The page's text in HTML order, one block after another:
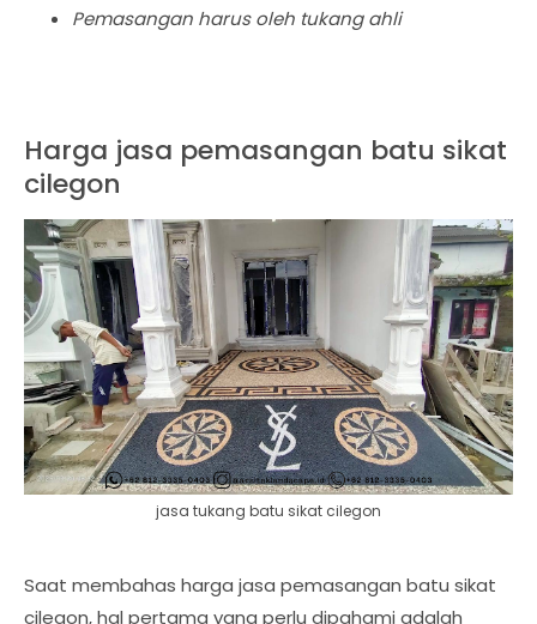
Pemasangan harus oleh tukang ahli
Harga jasa pemasangan batu sikat
cilegon
jasa tukang batu sikat cilegon
Saat membahas harga jasa pemasangan batu sikat
cilegon, hal pertama yang perlu dipahami adalah